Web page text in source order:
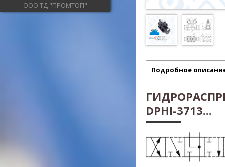
ООО ТД "ПРОМТОП"
Подробное
DPHI-3713...